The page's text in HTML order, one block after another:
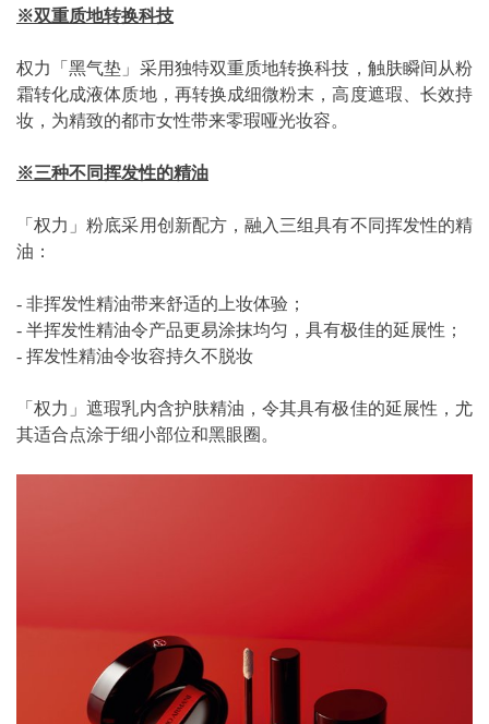
※双重质地转换科技
权力「黑气垫」采用独特双重质地转换科技，触肤瞬间从粉
霜转化成液体质地，再转换成细微粉末，高度遮瑕、长效持
妆，为精致的都市女性带来零瑕哑光妆容。
※三种不同挥发性的精油
「权力」粉底采用创新配方，融入三组具有不同挥发性的精
油：
- 非挥发性精油带来舒适的上妆体验；
- 半挥发性精油令产品更易涂抹均匀，具有极佳的延展性；
- 挥发性精油令妆容持久不脱妆
「权力」遮瑕乳内含护肤精油，令其具有极佳的延展性，尤
其适合点涂于细小部位和黑眼圈。